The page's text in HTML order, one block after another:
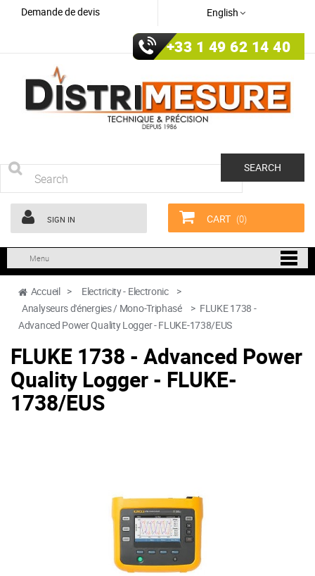
Demande de devis English
+33 1 49 62 14 40
SEARCH
SIGN IN CART (0)
Menu
Accueil > Electricity - Electronic
>
Analyseurs d'énergies / Mono-Triphasé
> FLUKE 1738 -
Advanced Power Quality Logger - FLUKE-1738/EUS
FLUKE 1738 - Advanced Power
Quality Logger - FLUKE-
1738/EUS